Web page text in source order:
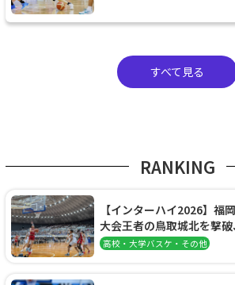
すべて見る
RANKING
【インターハイ2026】福
大会王者の鳥取城北を撃
阜女子に完勝、大会3日目
高校・大学バスケ・その他